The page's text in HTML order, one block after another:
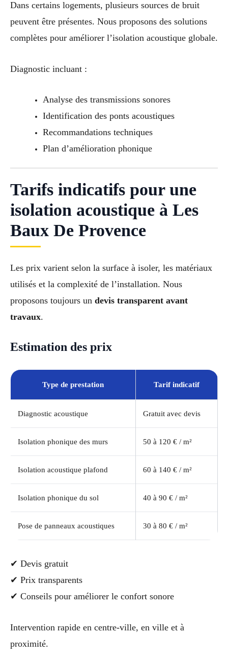
Dans certains logements, plusieurs sources de bruit
peuvent être présentes. Nous proposons des solutions
complètes pour améliorer l’isolation acoustique globale.
Diagnostic incluant :
Analyse des transmissions sonores
Identification des ponts acoustiques
Recommandations techniques
Plan d’amélioration phonique
Tarifs indicatifs pour une
isolation acoustique à Les
Baux De Provence
Les prix varient selon la surface à isoler, les matériaux
utilisés et la complexité de l’installation. Nous
proposons toujours un devis transparent avant
travaux.
Estimation des prix
Type de prestation Tarif indicatif
Diagnostic acoustique Gratuit avec devis
Isolation phonique des murs 50 à 120 € / m²
Isolation acoustique plafond 60 à 140 € / m²
Isolation phonique du sol 40 à 90 € / m²
Pose de panneaux acoustiques 30 à 80 € / m²
✔ Devis gratuit
✔ Prix transparents
✔ Conseils pour améliorer le confort sonore
Intervention rapide en centre-ville, en ville et à
proximité.